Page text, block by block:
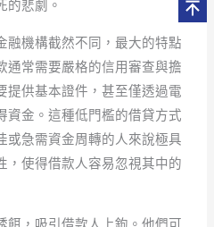
的悲劇。
融機構截然不同，最大的特點
通常需要嚴格的信用審查與擔
提供基本證件，甚至僅透過電
資金。這種低門檻的借貸方式
或急需資金周轉的人來說極具
，使得借款人容易忽視其中的